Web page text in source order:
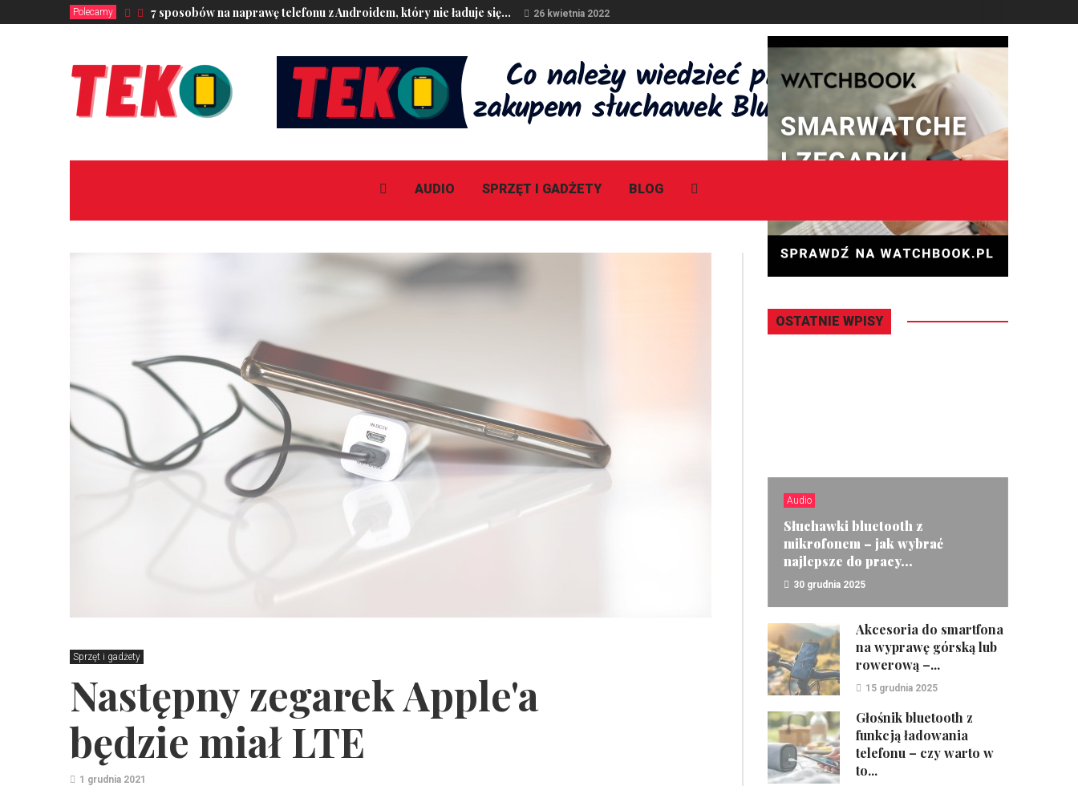
Polecamy 7 sposobów na naprawę telefonu z Androidem, który nie ładuje się... 26 kwietnia 2022
DZISIAJ
Piątek ,
AUDIO SPRZĘT I GADŻETY BLOG
Sprzęt i gadżety
Następny zegarek Apple'a
będzie miał LTE
1 grudnia 2021
OSTATNIE WPISY
Audio
Słuchawki bluetooth z
mikrofonem – jak wybrać
najlepsze do pracy...
30 grudnia 2025
Akcesoria do smartfona
na wyprawę górską lub
rowerową –...
15 grudnia 2025
Głośnik bluetooth z
funkcją ładowania
telefonu – czy warto w
to...